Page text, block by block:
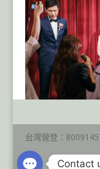
台灣營登：
Contact